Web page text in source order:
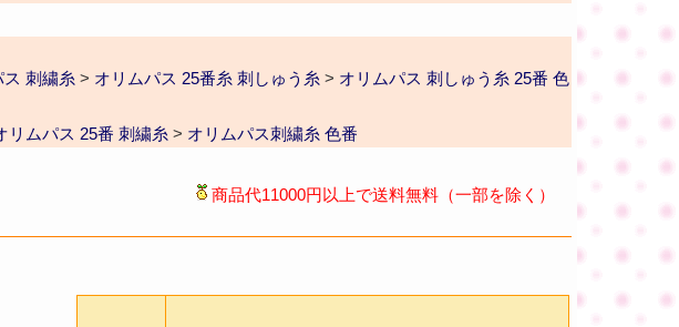
ス 刺繍糸 > オリムパス 25番糸 刺しゅう糸 > オリムパス 刺しゅう糸 25番 色
リムパス 25番 刺繍糸 > オリムパス刺繍糸 色番
商品代11000円以上で送料無料（一部を除く）